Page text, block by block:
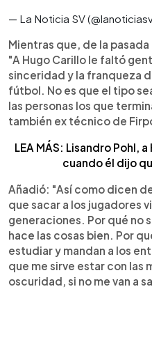
— La Noticia SV
Mientras que, de la
"A Hugo Carillo le faltó
sinceridad y la franqueza
fútbol. No es que el tipo
las personas los que
también ex técnico de
LEA MÁS: Lisandro Pohl,
cuando él dijo
Añadió: "Así como dicen
que sacar a los jugadores
generaciones. Por qué no
hace las cosas bien. Por
estudiar y mandan a los
que me sirve estar con las
oscuridad, si no me van a